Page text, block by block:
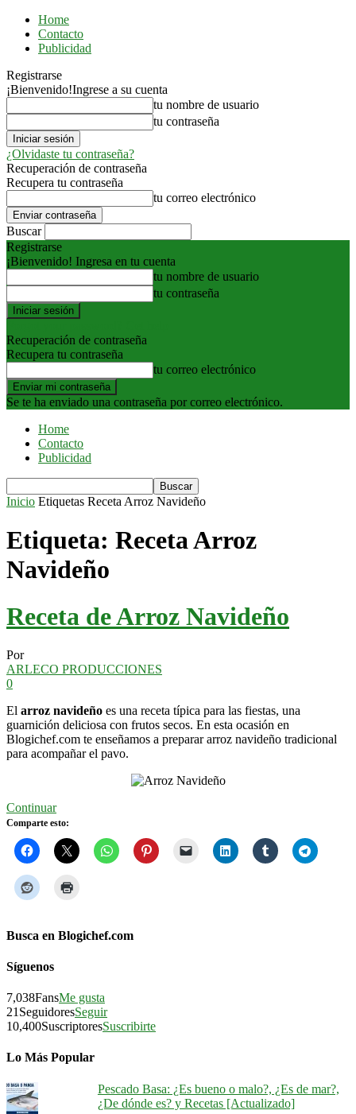
Home
Contacto
Publicidad
Registrarse
¡Bienvenido!Ingrese a su cuenta
tu nombre de usuario
tu contraseña
¿Olvidaste tu contraseña?
Recuperación de contraseña
Recupera tu contraseña
tu correo electrónico
Buscar
Registrarse
¡Bienvenido! Ingresa en tu cuenta
tu nombre de usuario
tu contraseña
Recuperación de contraseña
Recupera tu contraseña
tu correo electrónico
Se te ha enviado una contraseña por correo electrónico.
Home
Contacto
Publicidad
Inicio Etiquetas Receta Arroz Navideño
Etiqueta: Receta Arroz
Navideño
Receta de Arroz Navideño
Por
ARLECO PRODUCCIONES
0
El arroz navideño es una receta típica para las fiestas, una
guarnición deliciosa con frutos secos. En esta ocasión en
Blogichef.com te enseñamos a preparar arroz navideño tradicional
para acompañar el pavo.
Continuar
Comparte esto:
Busca en Blogichef.com
Síguenos
7,038FansMe gusta
21 SeguidoresSeguir
10,400SuscriptoresSuscribirte
Lo Más Popular
Pescado Basa: ¿Es bueno o malo?, ¿Es de mar?,
¿De dónde es? y Recetas [Actualizado]